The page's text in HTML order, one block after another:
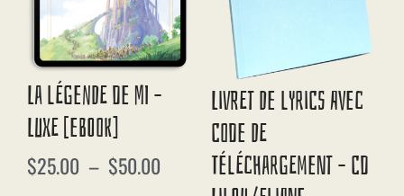
La Légende De Mi –
Luxe [eBook]
$25.00 – $50.00
Livret De Lyrics Avec
Code De
Téléchargement – CD